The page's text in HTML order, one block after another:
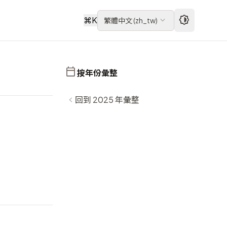
⌘K 繁體中文(zh_tw)
按年份彙整
回到 2025 年彙整